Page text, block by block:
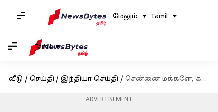
மேலும் Tamil
Tamil
வீடு / செய்தி / இந்தியா செய்தி / சென்னை மக்களே, கவனிக்கவும்! 2 மண்டலங்களில் குடிநீர் வழங்கல் இல்லை!
ADVERTISEMENT